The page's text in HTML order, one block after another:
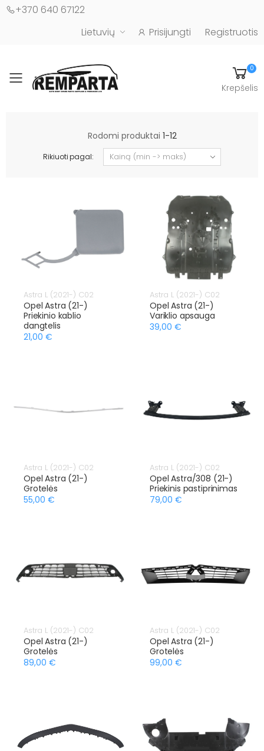
+370 640 67122
Lietuvių
Prisijungti Registruotis
Toggle mobile menu
0
Krepšelis
Rodomi produktai 1-12
Rikiuoti pagal:
Astra L (2021-) C02
Opel Astra (21-)
Priekinio kablio
dangtelis
21,00 €
Astra L (2021-) C02
Opel Astra (21-)
Variklio apsauga
39,00 €
Astra L (2021-) C02
Opel Astra (21-)
Grotelės
55,00 €
Astra L (2021-) C02
Opel Astra/308 (21-)
Priekinis pastiprinimas
79,00 €
Astra L (2021-) C02
Opel Astra (21-)
Grotelės
89,00 €
Astra L (2021-) C02
Opel Astra (21-)
Grotelės
99,00 €